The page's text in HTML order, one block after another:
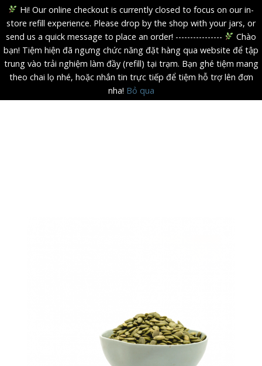
Hi! Our online checkout is currently closed to focus on our in-
store refill experience. Please drop by the shop with your jars, or
send us a quick message to place an order! ----------------
Chào
bạn! Tiệm hiện đã ngưng chức năng đặt hàng qua website để tập
trung vào trải nghiệm làm đầy (refill) tại trạm. Bạn ghé tiệm mang
theo chai lọ nhé, hoặc nhắn tin trực tiếp để tiệm hỗ trợ lên đơn
nha! Bỏ qua